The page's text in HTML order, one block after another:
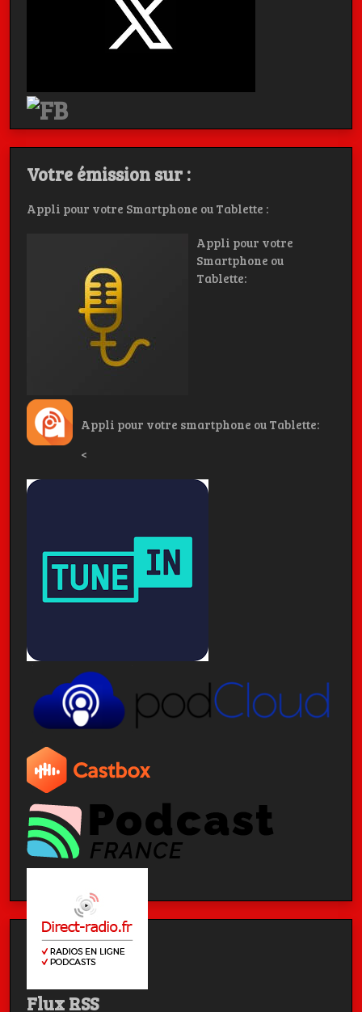
Votre émission sur :
Appli pour votre Smartphone ou Tablette :
Appli pour votre
Smartphone ou
Tablette:
Appli pour votre smartphone ou Tablette:
<
Flux RSS